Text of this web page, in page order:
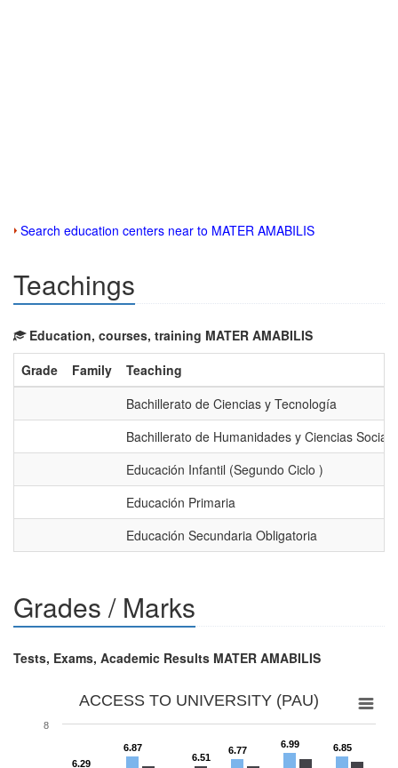
Search education centers near to MATER AMABILIS
Teachings
Education, courses, training MATER AMABILIS
Grade
Family
Teaching
Bachillerato de Ciencias y Tecnología
Bachillerato de Humanidades y Ciencias
Educación Infantil (Segundo Ciclo )
Educación Primaria
Educación Secundaria Obligatoria
Grades / Marks
Tests, Exams, Academic Results MATER AMABILIS
ACCESS TO UNIVERSITY (PAU)
6.29
6.87 6.77
6.99 6.85
6.51
8
133 68 270